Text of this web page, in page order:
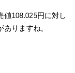
値108.025円に対し
りますね。